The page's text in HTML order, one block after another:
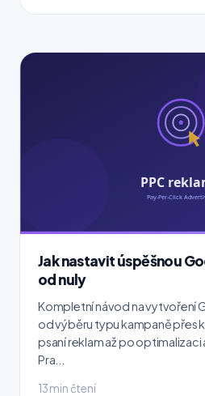
Jak nastavit úspěšnou
od nuly
Kompletní návod na vytvoření
od výběru typu kampaně přes
psaní reklam až po optimalizaci
Pra...
13 min čtení